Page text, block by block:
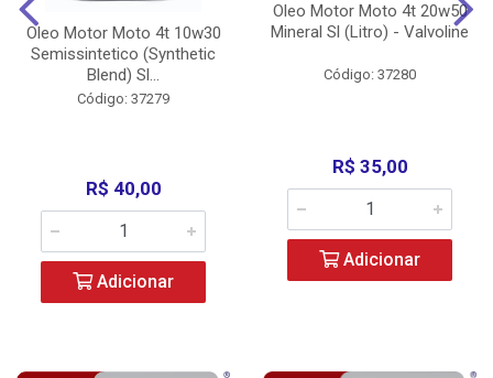
Oleo Motor Moto 4t 10w30
Semissintetico (Synthetic
Blend) Sl...
Código: 37279
R$ 40,00
Adicionar
Oleo Motor Moto 4t 20w50
Mineral Sl (Litro) - Valvoline
Código: 37280
R$ 35,00
Adicionar